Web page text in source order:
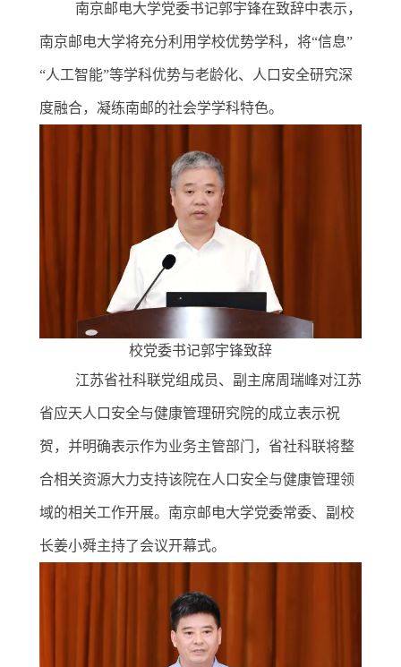
南京邮电大学党委书记郭宇锋在致辞中表示，
南京邮电大学将充分利用学校优势学科，将“信息”
“人工智能”等学科优势与老龄化、人口安全研究深
度融合，凝练南邮的社会学学科特色。
校党委书记郭宇锋致辞
江苏省社科联党组成员、副主席周瑞峰对江苏
省应天人口安全与健康管理研究院的成立表示祝
贺，并明确表示作为业务主管部门 ， 省社科联将整
合相关资源大力支持该院在人口安全与健康管理领
域的相关工作开展。南京邮电大学党委常委、副校
长姜小舜主持了会议开幕式。